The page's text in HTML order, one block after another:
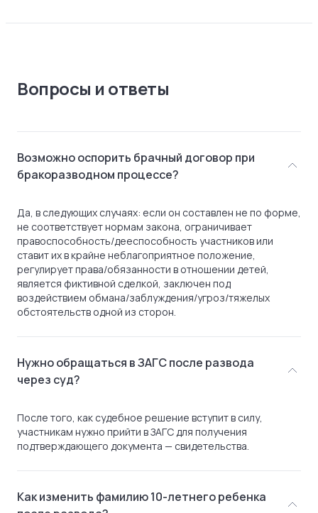
Вопросы и ответы
Возможно оспорить брачный договор при
бракоразводном процессе?
Да, в следующих случаях: если он составлен не по форме,
не соответствует нормам закона, ограничивает
правоспособность/дееспособность участников или
ставит их в крайне неблагоприятное положение,
регулирует права/обязанности в отношении детей,
является фиктивной сделкой, заключен под
воздействием обмана/заблуждения/угроз/тяжелых
обстоятельств одной из сторон.
Нужно обращаться в ЗАГС после развода
через суд?
После того, как судебное решение вступит в силу,
участникам нужно прийти в ЗАГС для получения
подтверждающего документа — свидетельства.
Как изменить фамилию 10-летнего ребенка